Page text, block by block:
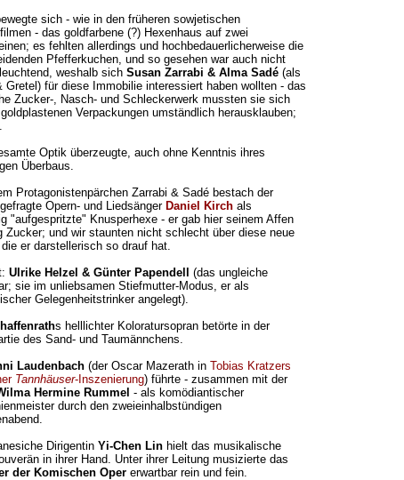
sich - wie in den früheren sowjetischen
- das goldfarbene (?) Hexenhaus auf zwei
es fehlten allerdings und hochbedauerlicherweise die
Pfefferkuchen, und so gesehen war auch nicht
weshalb sich Susan Zarrabi & Alma Sadé(als
Gretel) für diese Immobilie interessiert haben wollten - das
Zucker-, Nasch- und Schleckerwerk mussten sie sich
Verpackungen umständlich herausklauben;
Optik überzeugte, auch ohne Kenntnis ihres
Überbaus.
Protagonistenpärchen Zarrabi & Sadé bestach der
Opern- und Liedsänger Daniel Kirchals
"aufgespritzte" Knusperhexe - er gab hier seinem Affen
Zucker; und wir staunten nicht schlecht über diese neue
er darstellerisch so drauf hat.
Ulrike Helzel & Günter Papendell
(das ungleiche
sie im unliebsamen Stiefmutter-Modus, er als
Gelegenheitstrinker angelegt).
s helllichter Koloratursopran betörte in der
des Sand- und Taumännchens.
Laudenbach(der Oscar Mazerath in Tobias Kratzers
Tannhäuser-Inszenierung) führte - zusammen mit der
Hermine Rummel - als komödiantischer
durch den zweieinhalbstündigen
Dirigentin Yi-Chen Linhielt das musikalische
in ihrer Hand. Unter ihrer Leitung musizierte das
der Komischen Opererwartbar rein und fein.